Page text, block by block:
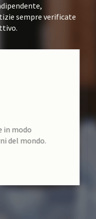
sempre verificate
verificati alla fonte